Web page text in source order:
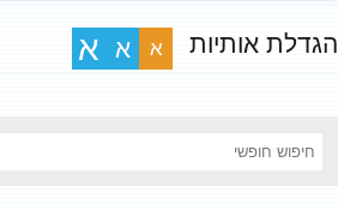
אותיות א א א